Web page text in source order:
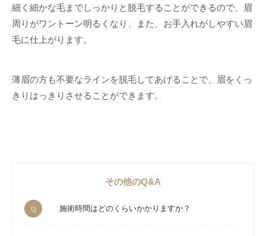
細く細かな毛までしっかりと脱毛することができるので、眉
周りがワントーン明るくなり、また、お手入れがしやすい眉
毛に仕上がります。
薄眉の方も不要なラインを脱毛してあげることで、眉をくっ
きりはっきりさせることができます。
その他のQ&A
Q 施術時間はどのくらいかかりますか？